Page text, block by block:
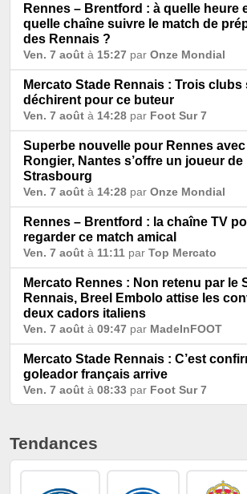
Rennes – Brentford : à quelle heure
quelle chaîne suivre le match de
des Rennais ?
Ven. 7 août à 15:27 par Onze Mondial
Mercato Stade Rennais : Trois clubs
déchirent pour ce buteur
Ven. 7 août à 14:28 par Foot Sur 7
Superbe nouvelle pour Rennes avec
Rongier, Nantes s’offre un joueur de
Strasbourg
Ven. 7 août à 14:28 par Onze Mondial
Rennes – Brentford : la chaîne TV
regarder ce match amical
Ven. 7 août à 11:11 par Top Mercato
Mercato Rennes : Non retenu par le
Rennais, Breel Embolo attise les
deux cadors italiens
Ven. 7 août à 09:47 par MadeInFOOT
Mercato Stade Rennais : C’est
goleador français arrive
Ven. 7 août à 08:33 par Foot Sur 7
Tendances